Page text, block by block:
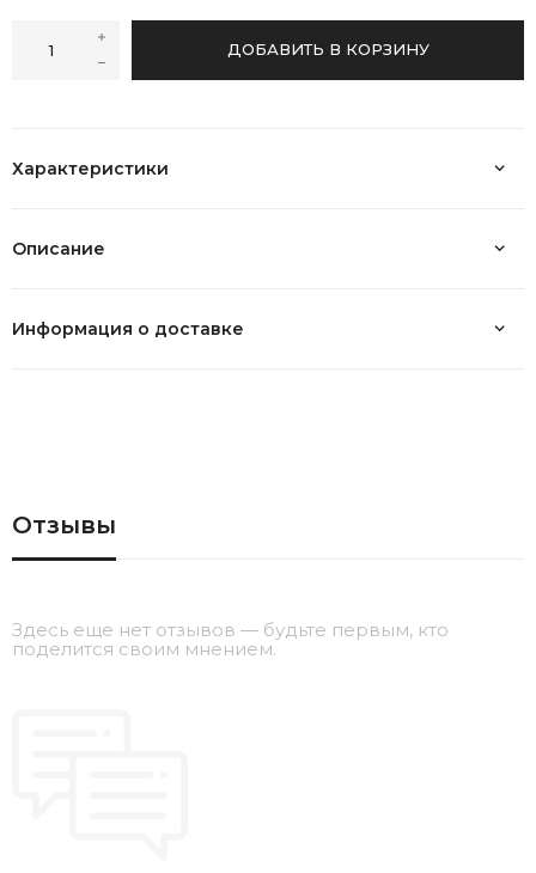
ДОБАВИТЬ В КОРЗИНУ
Характеристики
Описание
Информация о доставке
Отзывы
Здесь еще нет отзывов — будьте первым, кто
поделится своим мнением.